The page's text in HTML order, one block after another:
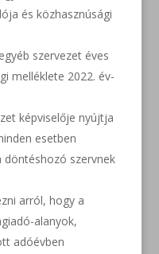
és közhasznúsági
szervezet éves
melléklete 2022. év-
képviselője nyújtja
esetben
döntéshozó szervnek
arról, hogy a
alanyok,
adóévben